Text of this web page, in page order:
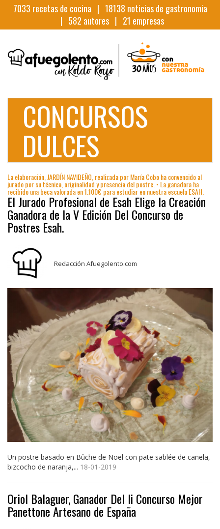
7033 recetas de cocina | 18138 noticias de gastronomia
| 582 autores | 21 empresas
CONCURSOS
DULCES
La elaboración, JARDÍN NAVIDEÑO, realizada por María Cobo ha convencido al
jurado por su técnica, originalidad y presencia del postre. • La ganadora ha
recibido una beca valorada en 1.100€ para estudiar en nuestra escuela ESAH.
El Jurado Profesional de Esah Elige la Creación
Ganadora de la V Edición Del Concurso de
Postres Esah.
Redacción Afuegolento.com
Un postre basado en Bûche de Noel con pate sablée de canela,
bizcocho de naranja,... 18-01-2019
Oriol Balaguer, Ganador Del Ii Concurso Mejor
Panettone Artesano de España